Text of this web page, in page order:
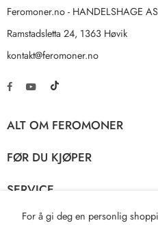
Feromoner.no - HANDELSHAGE AS
Ramstadsletta 24, 1363 Høvik
kontakt@feromoner.no
ALT OM FEROMONER
FØR DU KJØPER
SERVICE
For å gi deg en personlig